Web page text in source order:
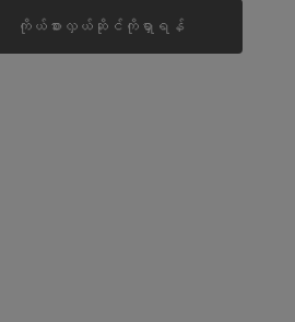
ကိုယ်စားလှယ်ဆိုင်ကိုရှာရန်